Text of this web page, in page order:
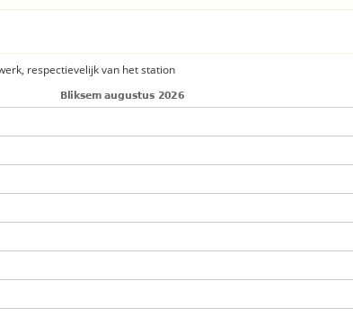
respectievelijk van het station